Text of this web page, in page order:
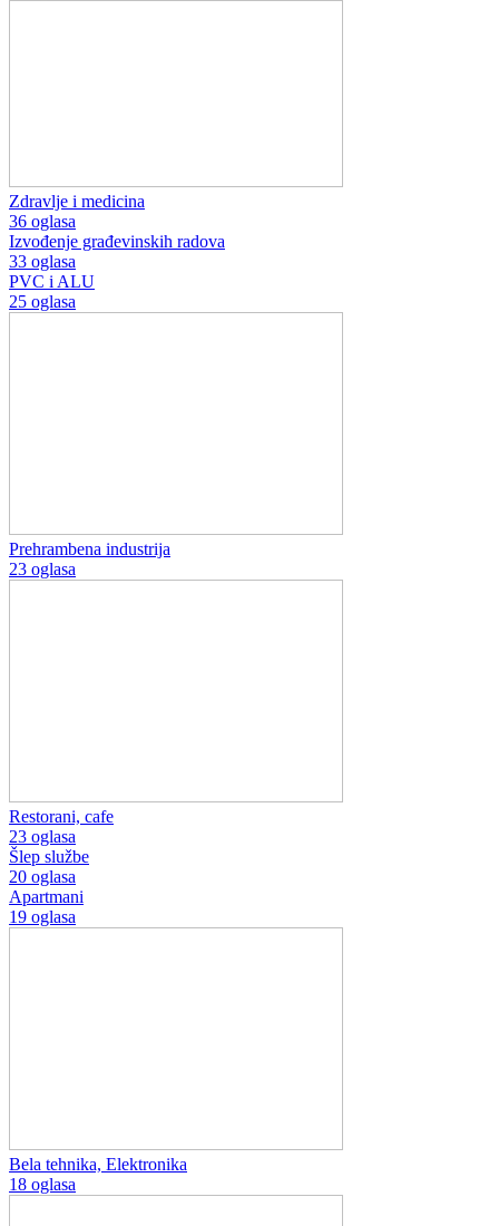
Zdravlje i medicina
36 oglasa
Izvođenje građevinskih radova
33 oglasa
PVC i ALU
25 oglasa
Prehrambena industrija
23 oglasa
Restorani, cafe
23 oglasa
Šlep službe
20 oglasa
Apartmani
19 oglasa
Bela tehnika, Elektronika
18 oglasa